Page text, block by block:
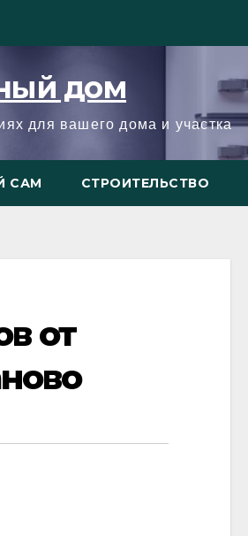
дом
для вашего дома и участка
САМ СТРОИТЕЛЬСТВО
от